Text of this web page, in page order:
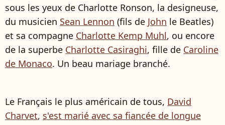
sous les yeux de Charlotte Ronson, la designeuse,
du musicien Sean Lennon (fils de John le Beatles)
et sa compagne Charlotte Kemp Muhl, ou encore
de la superbe Charlotte Casiraghi, fille de Caroline
de Monaco. Un beau mariage branché.
Le Français le plus américain de tous, David
Charvet, s'est marié avec sa fiancée de longue